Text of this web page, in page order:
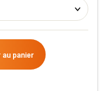
panier